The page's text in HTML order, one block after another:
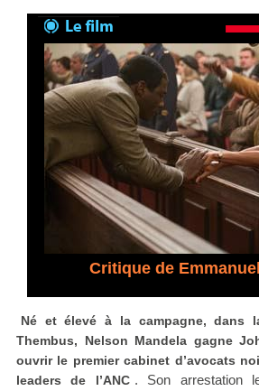
Critique de
Né et élevé à la campagne, dans
Thembus, Nelson Mandela gagne
ouvrir le premier cabinet d’avocats
leaders de l’ANC . Son arrestation